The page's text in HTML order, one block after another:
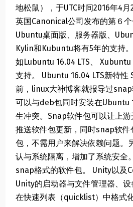
地松鼠），于UTC时间2016年4
英国Canonical公司发布的第６个
Ubuntu桌面版、服务器版、
Kylin和Kubuntu将有5年的支持
如Lubuntu 16.04 LTS、 Xubuntu
支持。 Ubuntu 16.04 LTS新特性
前，linux大神博客就报导过
可以与deb包同时安装在Ubuntu
生冲突。Snap软件包可以让上
推送软件包更新，同时snap软件
包，不需用户来解决依赖问题。
认与系统隔离，增加了系统安全
snap格式的软件包。 Unity以及
Unity的启动器与文件管理器、
在快速列表（quicklist）中格式